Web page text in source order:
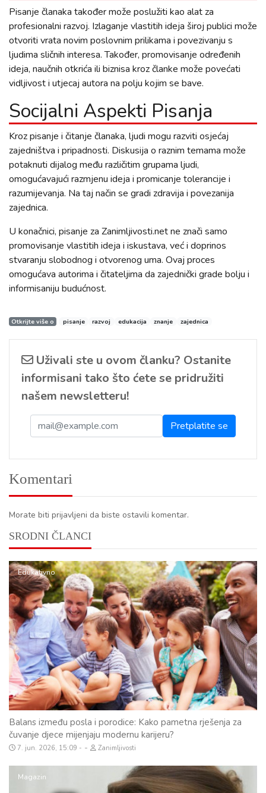
Pisanje članaka također može poslužiti kao alat za
profesionalni razvoj. Izlaganje vlastitih ideja široj publici može
otvoriti vrata novim poslovnim prilikama i povezivanju s
ljudima sličnih interesa. Također, promovisanje određenih
ideja, naučnih otkrića ili biznisa kroz članke može povećati
vidljivost i utjecaj autora na polju kojim se bave.
Socijalni Aspekti Pisanja
Kroz pisanje i čitanje članaka, ljudi mogu razviti osjećaj
zajedništva i pripadnosti. Diskusija o raznim temama može
potaknuti dijalog među različitim grupama ljudi,
omogućavajući razmjenu ideja i promicanje tolerancije i
razumijevanja. Na taj način se gradi zdravija i povezanija
zajednica.
U konačnici, pisanje za Zanimljivosti.net ne znači samo
promovisanje vlastitih ideja i iskustava, već i doprinos
stvaranju slobodnog i otvorenog uma. Ovaj proces
omogućava autorima i čitateljima da zajednički grade bolju i
informisaniju budućnost.
Otkrijte više o pisanje razvoj edukacija znanje zajednica
Uživali ste u ovom članku? Ostanite
informisani tako što ćete se pridružiti
našem newsletteru!
Komentari
Morate biti prijavljeni da biste ostavili komentar.
SRODNI ČLANCI
Edukativno
Balans između posla i porodice: Kako pametna rješenja za
čuvanje djece mijenjaju modernu karijeru?
7. jun. 2026, 15:09 - Zanimljivosti
Magazin